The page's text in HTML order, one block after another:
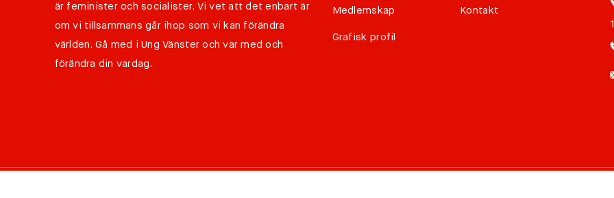
är feminister och socialister. Vi vet att det enbart är
om vi tillsammans går ihop som vi kan förändra
världen. Gå med i Ung Vänster och var med och
förändra din vardag.
Medlemskap Kontakt
Grafisk profil